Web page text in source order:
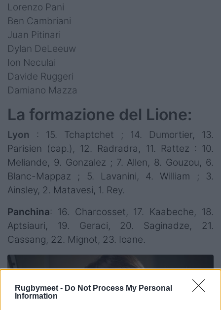
Rugbymeet - Do Not Process My Personal
Information
Lorenzo Pani
Ben Cambriani
Juan Pitinari
Dylan DeLeeuw
Ion Neculai
Davide Ruggeri
Damiano Mazza
La formazione del Lione:
Lyon : 15. Tchaptchet ; 14. Dumortier, 13.
Parisien (cap.), 12. Radradra, 11. Rattez : 10.
Meliande, 9. Gonzalez ; 7. Allen, 8. Gouzou, 6.
Blanc-Mappaz ; 5. Lavanini, 4. William ; 3.
Ainsley, 2. Matavesi, 1. Rey.
Panchina: 16. Charcosset, 17. Kaabeche, 18.
Aptsiauri, 19. Geraci, 20. Saginadze, 21.
Cassang, 22. Mignot, 23. Ioane.